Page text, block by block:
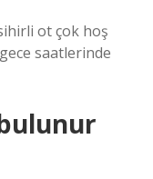
ot çok hoş
saatlerinde